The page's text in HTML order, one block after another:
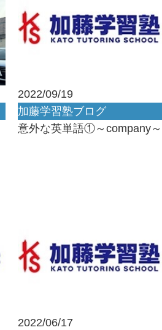
2022/09/19
加藤学習塾ブログ
意外な英単語①～company～
2022/06/17